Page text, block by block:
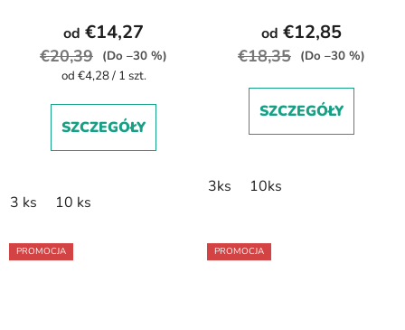
od €14,27
€20,39
(Do –30 %)
Cena
od €4,28 / 1 szt.
SZCZEGÓŁY
3 ks 10 ks
od €12,85
€18,35 (Do –30 %)
SZCZEGÓŁY
3ks 10ks
PROMOCJA PROMOCJA